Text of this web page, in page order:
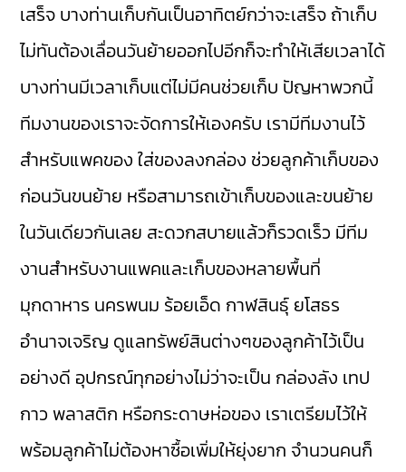
เสร็จ บางท่านเก็บกันเป็นอาทิตย์กว่าจะเสร็จ ถ้าเก็บ
ไม่ทันต้องเลื่อนวันย้ายออกไปอีกก็จะทำให้เสียเวลาได้
บางท่านมีเวลาเก็บแต่ไม่มีคนช่วยเก็บ ปัญหาพวกนี้
ทีมงานของเราจะจัดการให้เองครับ เรามีทีมงานไว้
สำหรับแพคของ ใส่ของลงกล่อง ช่วยลูกค้าเก็บของ
ก่อนวันขนย้าย หรือสามารถเข้าเก็บของและขนย้าย
ในวันเดียวกันเลย สะดวกสบายแล้วก็รวดเร็ว มีทีม
งานสำหรับงานแพคและเก็บของหลายพื้นที่
มุกดาหาร นครพนม ร้อยเอ็ด กาฬสินธุ์ ยโสธร
อำนาจเจริญ ดูแลทรัพย์สินต่างๆของลูกค้าไว้เป็น
อย่างดี อุปกรณ์ทุกอย่างไม่ว่าจะเป็น กล่องลัง เทป
กาว พลาสติก หรือกระดาษห่อของ เราเตรียมไว้ให้
พร้อมลูกค้าไม่ต้องหาซื้อเพิ่มให้ยุ่งยาก จำนวนคนก็